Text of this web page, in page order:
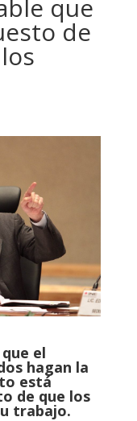
que
de
el
hagan la
está
de que los
trabajo.